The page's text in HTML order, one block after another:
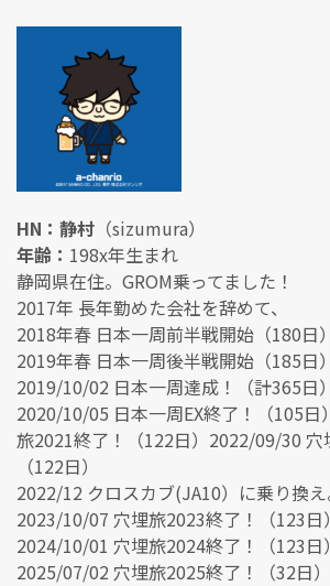
HN：静村 （sizumura）
年齢： 198x年生まれ
静岡県在住。GROM乗ってました！
2017年 長年勤めた会社を辞めて、
2018年春 日本一周前半戦開始（180日）
2019年春 日本一周後半戦開始（185日）
2019/10/02 日本一周達成！（計365日）
2020/10/05 日本一周EX終了！（105
旅2021終了！（122日）2022/09/30 穴
（122日）
2022/12 クロスカブ(JA10）に乗り換え
2023/10/07 穴埋旅2023終了！（123日）
2024/10/01 穴埋旅2024終了！（123日）
2025/07/02 穴埋旅2025終了！（32日）